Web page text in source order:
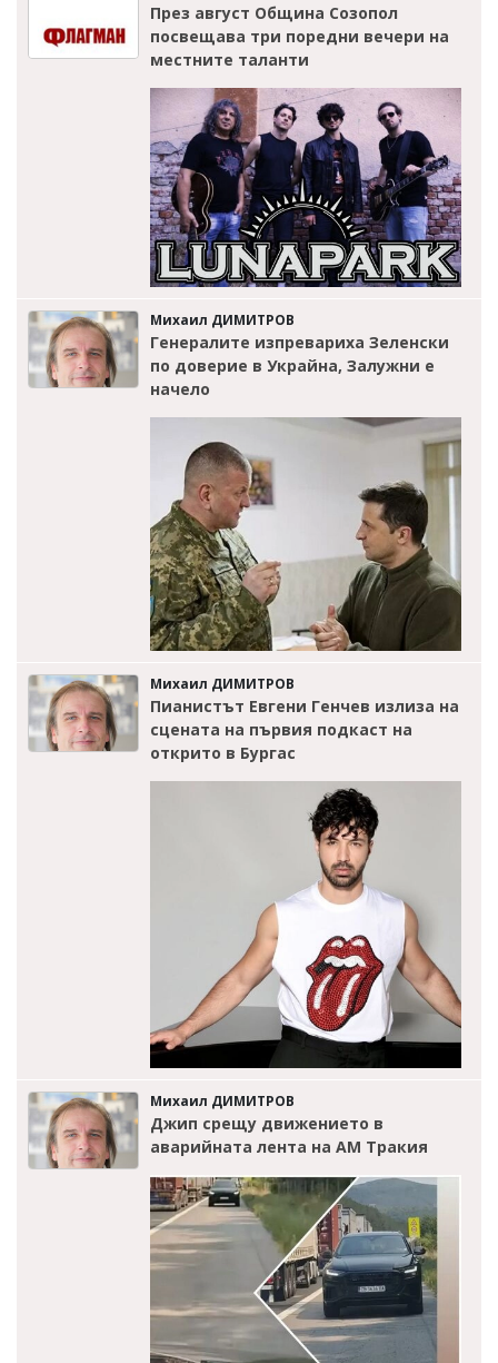
През август Община Созопол
посвещава три поредни вечери на
местните таланти
Михаил ДИМИТРОВ
Генералите изпревариха Зеленски
по доверие в Украйна, Залужни е
начело
Михаил ДИМИТРОВ
Пианистът Евгени Генчев излиза на
сцената на първия подкаст на
открито в Бургас
Михаил ДИМИТРОВ
Джип срещу движението в
аварийната лента на АМ Тракия